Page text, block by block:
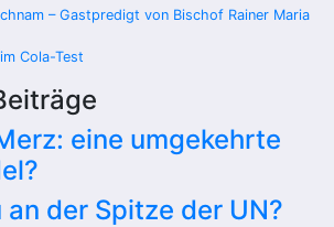
– Gastpredigt von Bischof Rainer Maria
Cola-Test
eine umgekehrte
an der Spitze der UN?